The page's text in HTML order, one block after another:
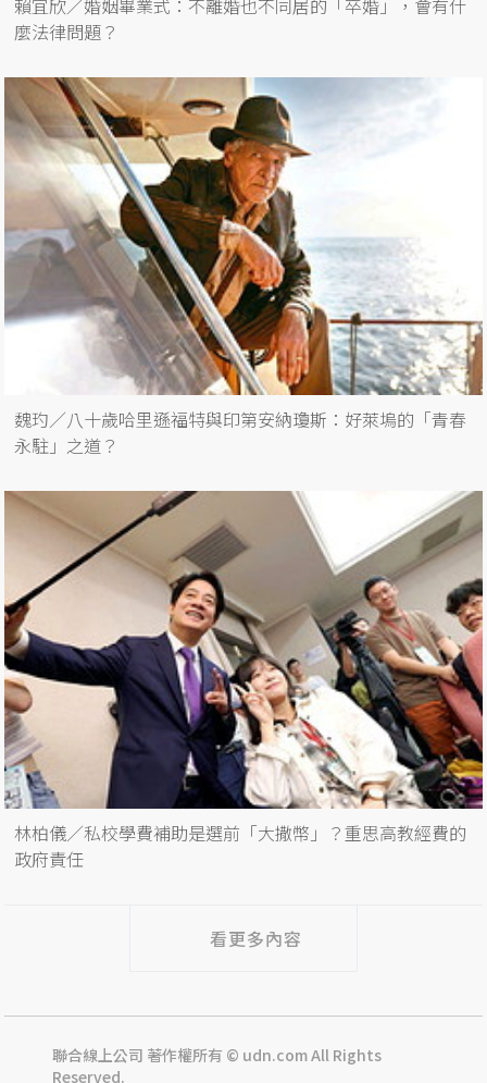
麼法律問題？
魏玓／八十歲哈里遜福特與印第安納瓊斯：好萊塢的「青春
永駐」之道？
林柏儀／私校學費補助是選前「大撒幣」？重思高教經費的
政府責任
看更多內容
聯合線上公司 著作權所有 © udn.com All Rights
Reserved.